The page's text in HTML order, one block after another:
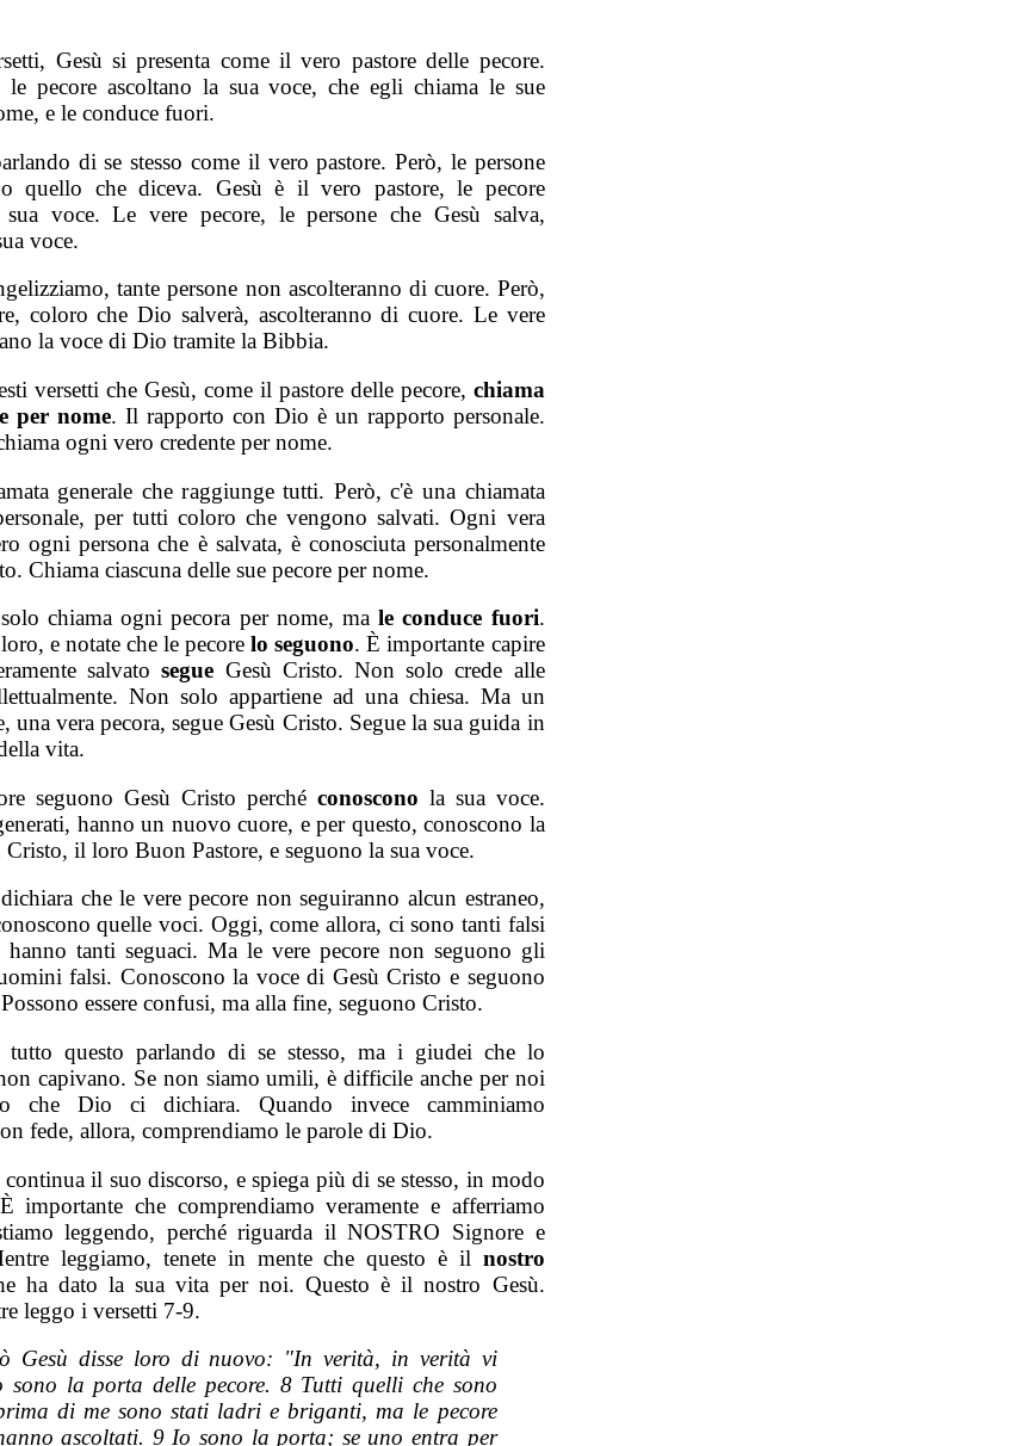
Gesù si presenta come il vero pastore delle pecore.
le pecore ascoltano la sua voce, che egli chiama le sue
e le conduce fuori.
di se stesso come il vero pastore. Però, le persone
quello che diceva. Gesù è il vero pastore, le pecore
sua voce. Le vere pecore, le persone che Gesù salva,
voce.
tante persone non ascolteranno di cuore. Però,
coloro che Dio salverà, ascolteranno di cuore. Le vere
la voce di Dio tramite la Bibbia.
versetti che Gesù, come il pastore delle pecore, chiama
per nome. Il rapporto con Dio è un rapporto personale.
ogni vero credente per nome.
generale che raggiunge tutti. Però, c'è una chiamata
per tutti coloro che vengono salvati. Ogni vera
ogni persona che è salvata, è conosciuta personalmente
Chiama ciascuna delle sue pecore per nome.
chiama ogni pecora per nome, male conduce fuori.
e notate che le pecorelo seguono. È importante capire
salvatosegue Gesù Cristo. Non solo crede alle
Non solo appartiene ad una chiesa. Ma un
una vera pecora, segue Gesù Cristo. Segue la sua guida in
vita.
seguono Gesù Cristo perché conoscono la sua voce.
hanno un nuovo cuore, e per questo, conoscono la
Cristo, il loro Buon Pastore, e seguono la sua voce.
che le vere pecore non seguiranno alcun estraneo,
quelle voci. Oggi, come allora, ci sono tanti falsi
hanno tanti seguaci. Ma le vere pecore non seguono gli
falsi. Conoscono la voce di Gesù Cristo e seguono
essere confusi, ma alla fine, seguono Cristo.
tutto questo parlando di se stesso, ma i giudei che lo
capivano. Se non siamo umili, è difficile anche per noi
che Dio ci dichiara. Quando invece camminiamo
fede, allora, comprendiamo le parole di Dio.
continua il suo discorso, e spiega più di se stesso, in modo
importante che comprendiamo veramente e afferriamo
leggendo, perché riguarda il NOSTRO Signore e
leggiamo, tenete in mente che questo è il nostro
ha dato la sua vita per noi. Questo è il nostro Gesù.
leggo i versetti 7-9.
Gesù disse loro di nuovo: "In verità, in verità vi
sono la porta delle pecore. 8 Tutti quelli che sono
di me sono stati ladri e briganti, ma le pecore
ascoltati. 9 Io sono la porta; se uno entra per